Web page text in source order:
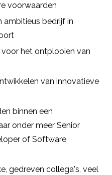
voorwaarden
ambitieus bedrijf in
voor het ontplooien van
van innovatieve
binnen een
onder meer Senior
of Software
gedreven collega's, veel